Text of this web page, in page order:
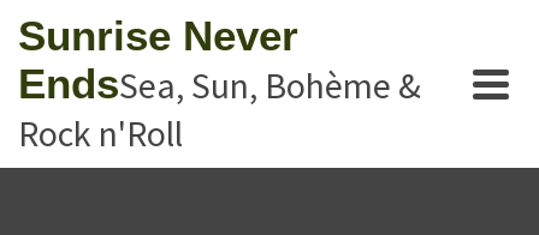
Sunrise Never
EndsSea, Sun, Bohème &
Rock n'Roll